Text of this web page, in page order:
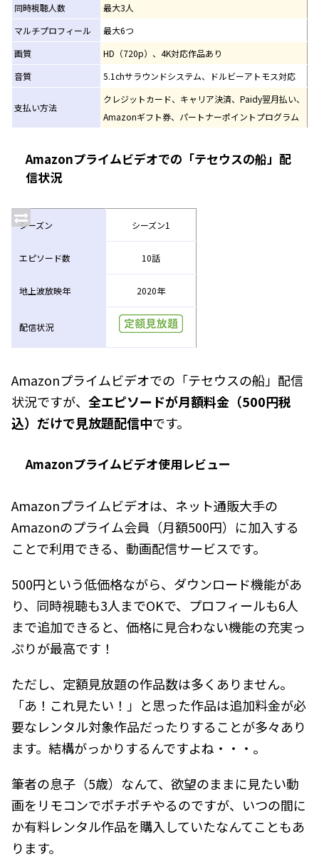
同時視聴人数
最大3人
マルチプロフィール
最大6つ
画質
HD（720p）、4K対応作品あり
音質
5.1chサラウンドシステム、ドルビーアトモス対応
支払い方法
クレジットカード、キャリア決済、Paidy翌月払い、
Amazonギフト券、パートナーポイントプログラム
Amazonプライムビデオでの「テセウスの船」配
信状況
シーズン シーズン1
エピソード数 10話
地上波放映年 2020年
配信状況
Amazonプライムビデオでの「テセウスの船」配信
状況ですが、 全エピソードが月額料金（500円税
込）だけで見放題配信中です。
Amazonプライムビデオ使用レビュー
Amazonプライムビデオは、ネット通販大手の
Amazonのプライム会員（月額500円）に加入する
ことで利用できる、動画配信サービスです。
500円という低価格ながら、ダウンロード機能があ
り、同時視聴も3人までOKで、プロフィールも6人
まで追加できると、価格に見合わない機能の充実っ
ぷりが最高です！
ただし、定額見放題の作品数は多くありません。
「あ！これ見たい！」と思った作品は追加料金が必
要なレンタル対象作品だったりすることが多々あり
ます。結構がっかりするんですよね・・・。
筆者の息子（5歳）なんて、欲望のままに見たい動
画をリモコンでポチポチやるのですが、いつの間に
か有料レンタル作品を購入していたなんてこともあ
ります。